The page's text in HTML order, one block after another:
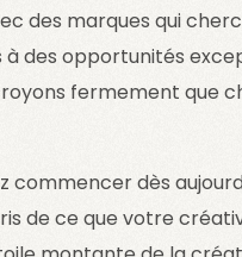
des marques qui
des opportunités
fermement que
commencer dès
de ce que votre